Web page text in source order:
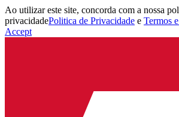
Ao utilizar este site, concorda com a nossa
privacidadePolitica de Privacidade e Termos
Accept